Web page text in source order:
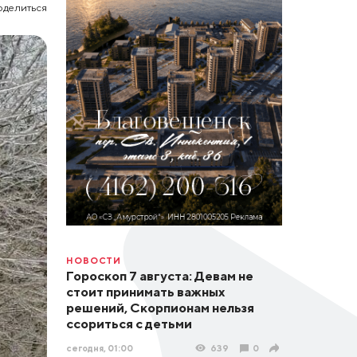
НОВОСТИ
Гороскоп 7 августа: Девам не
стоит принимать важных
решений, Скорпионам нельзя
ссориться с детьми
сегодня, 01:00 639 0